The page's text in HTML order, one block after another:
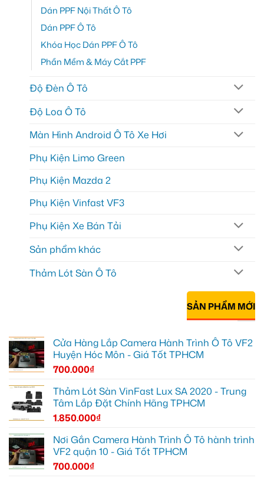
Dán PPF Nội Thất Ô Tô
Dán PPF Ô Tô
Khóa Học Dán PPF Ô Tô
Phần Mềm & Máy Cắt PPF
Độ Đèn Ô Tô
Độ Loa Ô Tô
Màn Hình Android Ô Tô Xe Hơi
Phụ Kiện Limo Green
Phụ Kiện Mazda 2
Phụ Kiện Vinfast VF3
Phụ Kiện Xe Bán Tải
Sản phẩm khác
Thảm Lót Sàn Ô Tô
SẢN PHẨM MỚI
Cửa Hàng Lắp Camera Hành Trình Ô Tô VF2
Huyện Hóc Môn - Giá Tốt TPHCM
700.000₫
Thảm Lót Sàn VinFast Lux SA 2020 - Trung
Tâm Lắp Đặt Chính Hãng TPHCM
1.850.000₫
Nơi Gắn Camera Hành Trình Ô Tô hành trình
VF2 quận 10 - Giá Tốt TPHCM
700.000₫